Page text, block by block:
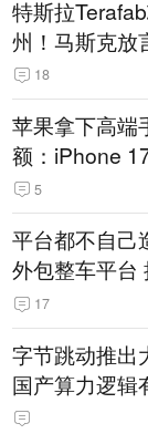
特斯拉
州！马斯克放
回美国
18
苹果拿下高端
额：iPhone
5
平台都不自己
外包整车平台
17
字节跳动推出
国产算力逻辑